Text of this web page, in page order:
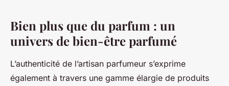
Bien plus que du parfum : un
univers de bien-être parfumé
L’authenticité de l’artisan parfumeur s’exprime
également à travers une gamme élargie de produits